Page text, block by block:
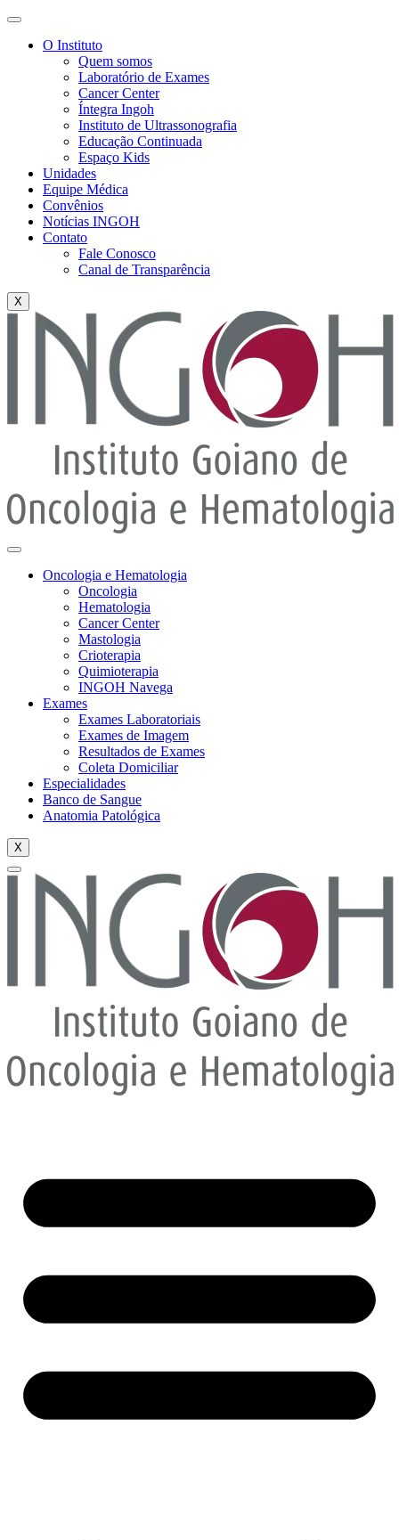
O Instituto
Quem somos
Laboratório de Exames
Cancer Center
Íntegra Ingoh
Instituto de Ultrassonografia
Educação Continuada
Espaço Kids
Unidades
Equipe Médica
Convênios
Notícias INGOH
Contato
Fale Conosco
Canal de Transparência
X
Oncologia e Hematologia
Oncologia
Hematologia
Cancer Center
Mastologia
Crioterapia
Quimioterapia
INGOH Navega
Exames
Exames Laboratoriais
Exames de Imagem
Resultados de Exames
Coleta Domiciliar
Especialidades
Banco de Sangue
Anatomia Patológica
X